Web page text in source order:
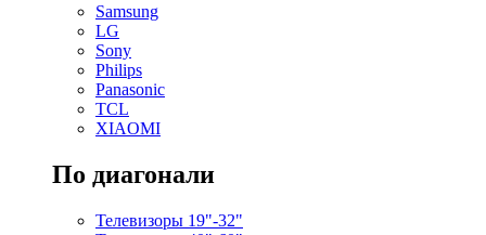
Samsung
LG
Sony
Philips
Panasonic
TCL
XIAOMI
По диагонали
Телевизоры 19"-32"